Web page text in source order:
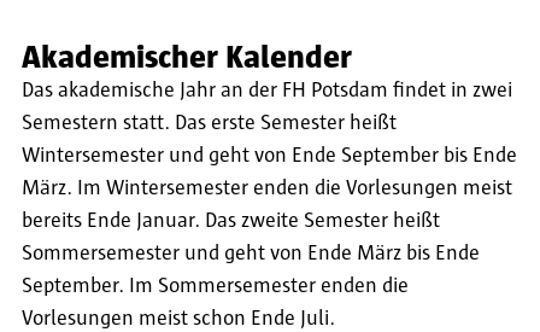
Akademischer Kalender
Das akademische Jahr an der FH Potsdam findet in zwei
Semestern statt. Das erste Semester heißt
Wintersemester und geht von Ende September bis Ende
März. Im Wintersemester enden die Vorlesungen meist
bereits Ende Januar. Das zweite Semester heißt
Sommersemester und geht von Ende März bis Ende
September. Im Sommersemester enden die
Vorlesungen meist schon Ende Juli.